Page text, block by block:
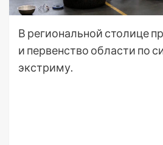
В региональной столице
и первенство области по
экстриму.